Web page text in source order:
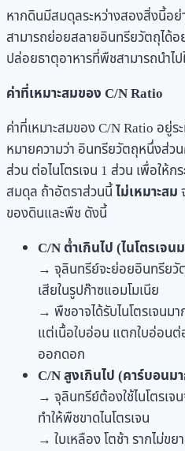
หากดินมีสมดุลระหว่างสองสิ่งนี้อย่
สามารถย่อยสลายอินทรียวัตถุได้
ปล่อยธาตุอาหารที่พืชสามารถนำไป
ค่าที่เหมาะสมของ C/N Ratio
ค่าที่เหมาะสมของ C/N Ratio อยู่ร
หมายความว่า อินทรียวัตถุหนึ่งส่ว
ส่วน ต่อไนโตรเจน 1 ส่วน เพื่อให้
สมดุล ถ้าอัตราส่วนนี้ไม่เหมาะสม
ของดินและพืช ดังนี้
C/N ต่ำเกินไป (ไนโตรเจน
→ จุลินทรีย์จะย่อยอินทรียวัต
เสียในรูปก๊าซแอมโมเนีย
→ พืชอาจได้รับไนโตรเจนมา
แต่เนื้อใบอ่อน แตกใบอ่อนต่
ออกดอก
C/N สูงเกินไป (คาร์บอนม
→ จุลินทรีย์ต้องใช้ไนโตรเ
ทำให้พืชขาดไนโตรเจน
→ ใบเหลือง โตช้า รากไม่ข